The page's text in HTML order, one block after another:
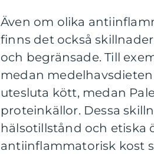
Även om olika
finns det också
och begränsade. Till
medan
utesluta kött, medan
proteinkällor. Dessa
hälsotillstånd och etiska
antiinflammatorisk kost